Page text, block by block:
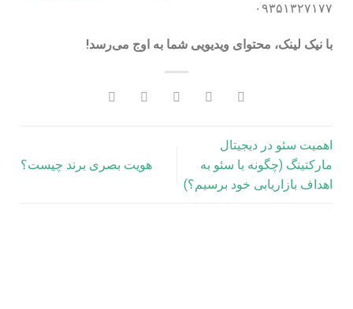
۰۹۳۵۱۳۲۷۱۷۷
با نیک لینک، محتوای ویدیویی شما به اوج می‌رسد!
اهمیت سئو در دیجیتال
مارکتینگ (چگونه با سئو به
اهداف بازاریابی خود برسیم؟)
هویت بصری برند چیست؟